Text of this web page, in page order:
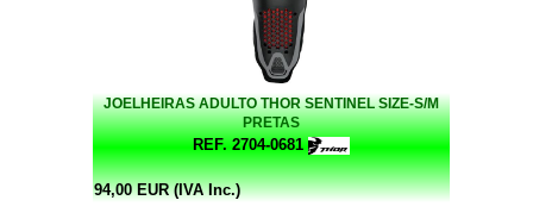
JOELHEIRAS ADULTO THOR SENTINEL SIZE-S/M
PRETAS
REF. 2704-0681
94,00 EUR (IVA Inc.)